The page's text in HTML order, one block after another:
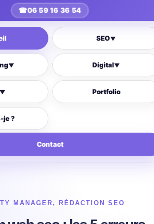
☎06 59 16 36 54
SEO▼
▼ Digital▼
Portfolio
je ?
Contact
MANAGER, RÉDACTION SEO